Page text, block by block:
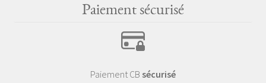
Paiement sécurisé
Paiement CB sécurisé